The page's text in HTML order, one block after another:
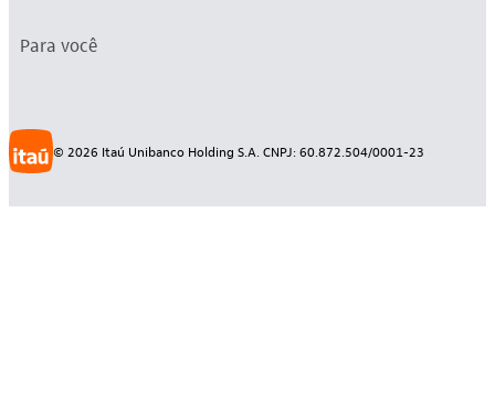
Para você
© 2026 Itaú Unibanco Holding S.A. CNPJ: 60.872.504/0001-23